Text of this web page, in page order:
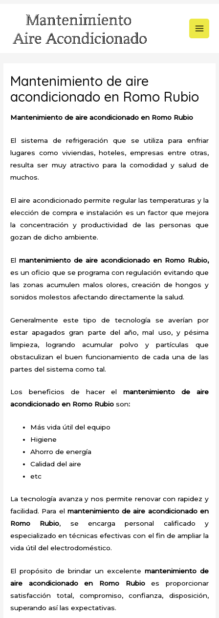
contenido
Mantenimiento de aire
acondicionado en Romo Rubio
Mantenimiento de aire acondicionado en Romo Rubio
El sistema de refrigeración que se utiliza para enfriar
lugares como viviendas, hoteles, empresas entre otras,
resulta ser muy atractivo para la comodidad y salud de
muchos.
El aire acondicionado permite regular las temperaturas y la
elección de compra e instalación es un factor que mejora
la concentración y productividad de las personas que
gozan de dicho ambiente.
Elmantenimiento de aire acondicionado en Romo Rubio,
es un oficio que se programa con regulación evitando que
las zonas acumulen malos olores, creación de hongos y
sonidos molestos afectando directamente la salud.
Generalmente este tipo de tecnología se averían por
estar apagados gran parte del año, mal uso, y pésima
limpieza, logrando acumular polvo y partículas que
obstaculizan el buen funcionamiento de cada una de las
partes del sistema como tal.
Los beneficios de hacer elmantenimiento de aire
acondicionado en Romo Rubioson:
Más vida útil del equipo
Higiene
Ahorro de energía
Calidad del aire
etc
La tecnología avanza y nos permite renovar con rapidez y
facilidad. Para el mantenimiento de aire acondicionado en
Romo Rubio, se encarga personal calificado y
especializado en técnicas efectivas con el fin de ampliar la
vida útil del electrodoméstico.
El propósito de brindar un excelente mantenimiento de
aire acondicionado en Romo Rubioes proporcionar
satisfacción total, compromiso, confianza, disposición,
superando así las expectativas.